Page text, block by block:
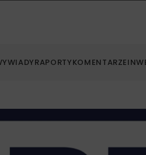
RAPORTYKOMENTARZE